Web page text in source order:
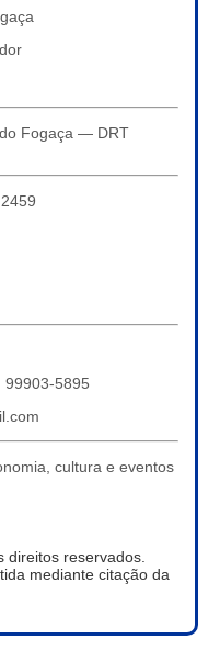
Fogaça — DRT
99903-5895
cultura e eventos
reservados.
mediante citação da